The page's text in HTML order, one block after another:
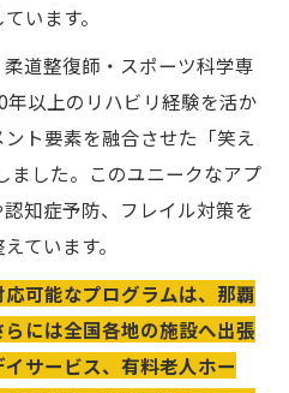
います。
道整復師・スポーツ科学専
以上のリハビリ経験を活か
ト要素を融合させた「笑え
ました。このユニークなアプ
知症予防、フレイル対策を
ています。
可能なプログラムは、那覇
には全国各地の施設へ出張
サービス、有料老人ホー